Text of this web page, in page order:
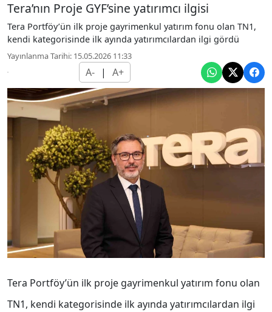
Tera’nın Proje GYF’sine yatırımcı ilgisi
Tera Portföy’ün ilk proje gayrimenkul yatırım fonu olan TN1,
kendi kategorisinde ilk ayında yatırımcılardan ilgi gördü
Yayınlanma Tarihi: 15.05.2026 11:33
A- | A+
Tera Portföy’ün ilk proje gayrimenkul yatırım fonu olan
TN1, kendi kategorisinde ilk ayında yatırımcılardan ilgi